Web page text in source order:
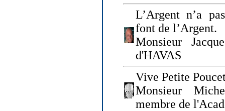
L’Argent n’a
font de l’Argent.
Monsieur
d'HAVAS
Vive Petite
Monsieur
membre de